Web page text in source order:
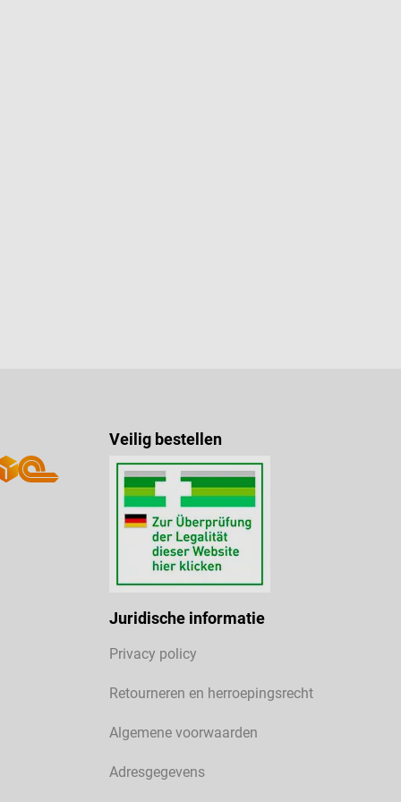
Veilig bestellen
Juridische informatie
Privacy policy
Retourneren en herroepingsrecht
Algemene voorwaarden
Adresgegevens